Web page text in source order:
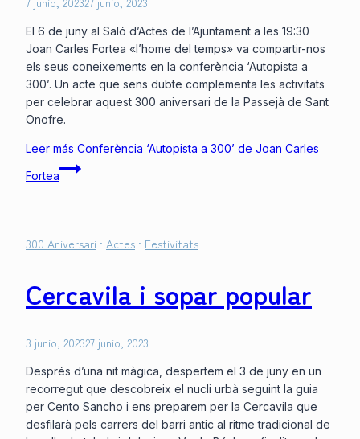
El 6 de juny al Saló d’Actes de l’Ajuntament a les 19:30
Joan Carles Fortea «l’home del temps» va compartir-nos
els seus coneixements en la conferència ‘Autopista a
300’. Un acte que sens dubte complementa les activitats
per celebrar aquest 300 aniversari de la Passejà de Sant
Onofre.
Leer más Conferència ‘Autopista a 300’ de Joan Carles
Fortea
300 Aniversari · Actes · Festivitats
Cercavila i sopar popular
3 junio, 202327 junio, 2023
Després d’una nit màgica, despertem el 3 de juny en un
recorregut que descobreix el nucli urbà seguint la guia
per Cento Sancho i ens preparem per la Cercavila que
desfilarà pels carrers del barri antic al ritme tradicional de